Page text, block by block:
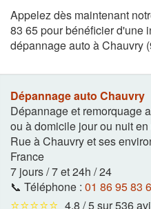
Appelez dès maintenant
83 65 pour bénéficier d'une
dépannage auto à Chauvry
Dépannage auto Chauvry
Dépannage et remorquage
ou à domicile jour ou nuit
Rue à Chauvry et ses
France
7 jours / 7 et 24h / 24
📞 Téléphone : 01 86 95 83
⭐⭐⭐⭐⭐ 4,8 / 5 sur 536